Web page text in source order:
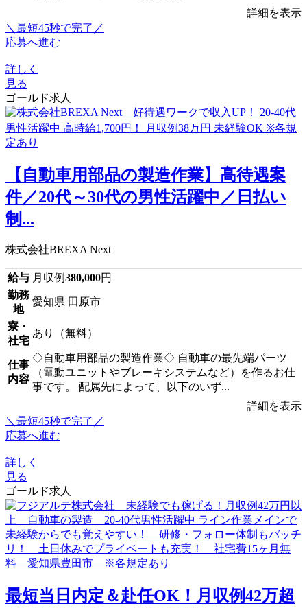
詳細を表示
＼最短45秒で完了／
応募へ進む
詳しく
見る
ゴールド求人
【自動車用部品の製造作業】高待遇案
件／20代～30代の男性活躍中／日払い
制...
株式会社BREXA Next
給与 月収例380,000円
勤務
地
愛知県 田原市
寮・
社宅
あり（無料）
仕事
内容
◇自動車用部品の製造作業◇ 自動車の最先端パーツ
（電動ユニットやブレーキシステムなど）を作るお仕
事です。 配属先によって、以下のいず...
詳細を表示
＼最短45秒で完了／
応募へ進む
詳しく
見る
ゴールド求人
最短当日内定＆赴任OK！月収例42万超